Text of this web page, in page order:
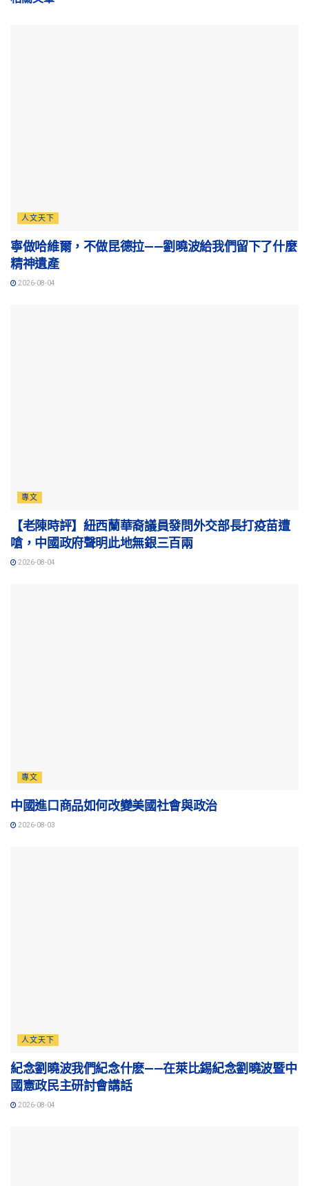
人文天下
寧做哈維爾，不做昆德拉——劉曉波給我們留下了什麼
精神遺產
2026-08-04
專文
【老陳時評】紐西蘭華裔議員發問外交部長打疫苗遭
嗆，中國政府聲明此地無銀三百兩
2026-08-04
專文
中國進口商品如何改變美國社會與政治
2026-08-03
人文天下
紀念劉曉波我們紀念什麽——在萊比錫紀念劉曉波暨中
國憲政民主研討會講話
2026-08-04